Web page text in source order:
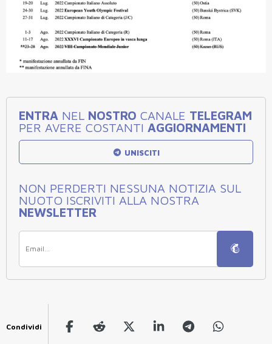
ENTRA NEL NOSTRO CANALE TELEGRAM
PER AVERE COSTANTI AGGIORNAMENTI
UNISCITI
NON PERDERTI NESSUNA NOTIZIA SUL
NUOTO ISCRIVITI ALLA NOSTRA
NEWSLETTER
Condividi